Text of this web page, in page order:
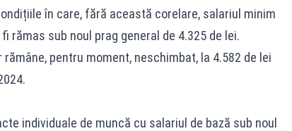
în care, fără această corelare, salariul minim
rămas sub noul prag general de 4.325 de lei.
pentru moment, neschimbat, la 4.582 de lei
individuale de muncă cu salariul de bază sub noul